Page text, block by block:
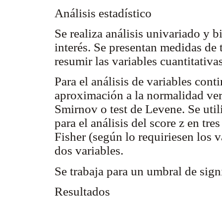
Análisis estadístico
Se realiza análisis univariado y
interés. Se presentan medidas
resumir las variables
Para el análisis de variables
aproximación a la normalidad
Smirnov o test de Levene. Se
para el análisis del score z en
Fisher (según lo requiriesen los
dos variables.
Se trabaja para un umbral de
Resultados